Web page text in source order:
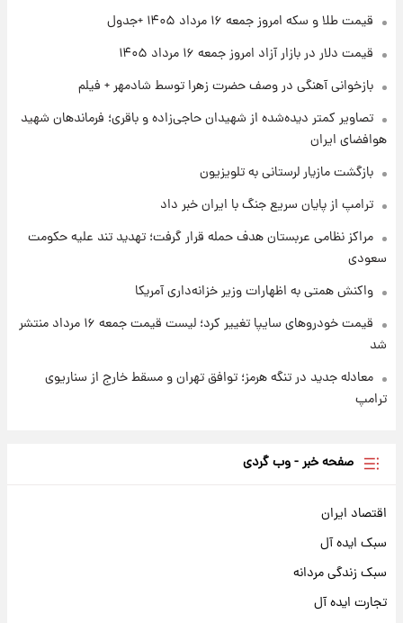
۱ روز پیش
قیمت طلا و سکه امروز پنجشنبه ۱۵ مرداد ۱۴۰۵
شارژ جدید کالابرگ برای سه دهک؛ جزئیات اعلام
قیمت طلا و سکه امروز جمعه ۱۶ مرداد ۱۴۰۵ +جدول
قیمت دلار در بازار آزاد امروز جمعه ۱۶ مرداد ۱۴۰۵
بازخوانی آهنگی در وصف حضرت زهرا توسط شادمهر + فیلم
تصاویر کمتر دیده‌شده از شهیدان حاجی‌زاده و باقری؛ فرماندهان شهید
هوافضای ایران
بازگشت مازیار لرستانی به تلویزیون
ترامپ از پایان سریع جنگ با ایران خبر داد
مراکز نظامی عربستان هدف حمله قرار گرفت؛ تهدید تند علیه حکومت
سعودی
واکنش همتی به اظهارات وزیر خزانه‌داری آمریکا
قیمت خودروهای سایپا تغییر کرد؛ لیست قیمت جمعه ۱۶ مرداد منتشر
شد
معادله جدید در تنگه هرمز؛ توافق تهران و مسقط خارج از سناریوی
ترامپ
صفحه خبر - وب گردی
اقتصاد ایران
سبک ایده آل
سبک زندگی مردانه
تجارت ایده آل